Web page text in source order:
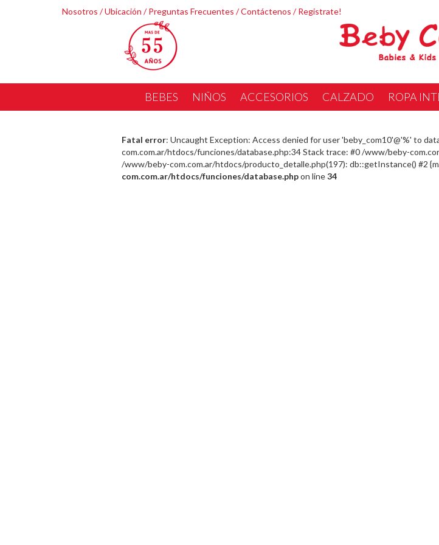
Nosotros /Ubicación / Preguntas Frecuentes /Contáctenos / Registrate!
BEBES NIÑOS ACCESORIOS CALZADO ROPA
Fatal error: Uncaught Exception: Access denied for user 'beby_com10'@'%' to
com.com.ar/htdocs/funciones/database.php:34 Stack trace: #0 /www/beby-
/www/beby-com.com.ar/htdocs/producto_detalle.php(197): db::getInstance() #2
com.com.ar/htdocs/funciones/database.phpon line34